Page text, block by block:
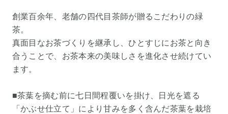
創業百余年、老舗の四代目茶師が贈るこだわりの緑
茶。
真面目なお茶づくりを継承し、ひとすじにお茶と向き
合うことで、お茶本来の美味しさを進化させ続けてい
ます。
■茶葉を摘む前に七日間程覆いを掛け、日光を遮る
「かぶせ仕立て」により甘みを多く含んだ茶葉を栽培